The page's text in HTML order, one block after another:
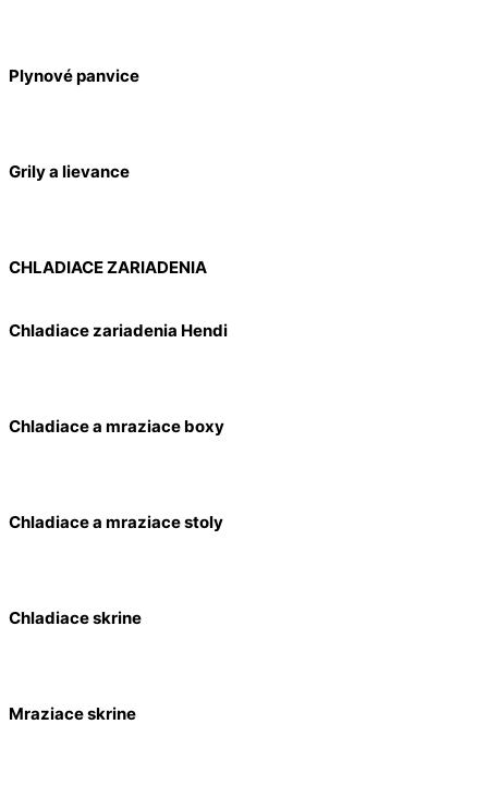
Plynové panvice
Grily a lievance
CHLADIACE ZARIADENIA
Chladiace zariadenia Hendi
Chladiace a mraziace boxy
Chladiace a mraziace stoly
Chladiace skrine
Mraziace skrine